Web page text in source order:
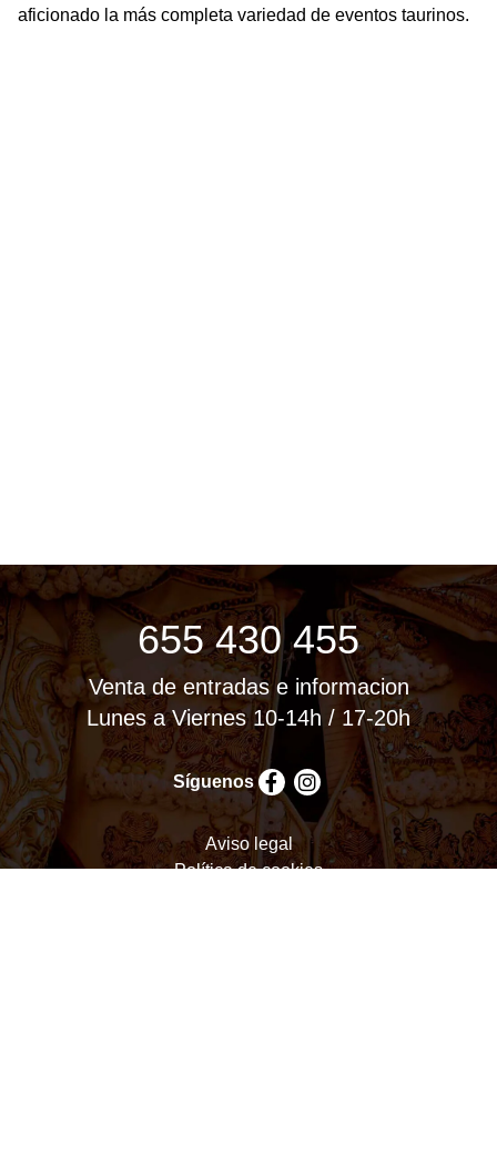
aficionado la más completa variedad de eventos taurinos.
655 430 455
Venta de entradas e informacion
Lunes a Viernes 10-14h / 17-20h
Síguenos
Aviso legal
Política de cookies